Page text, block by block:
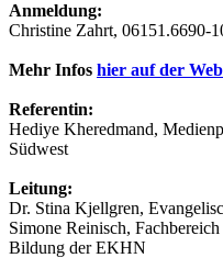
Anmeldung:
Christine Zahrt, 06151.6690-
Mehr Infos hier auf der
Referentin:
Hediye Kheredmand,
Südwest
Leitung:
Dr. Stina Kjellgren,
Simone Reinisch,
Bildung der EKHN